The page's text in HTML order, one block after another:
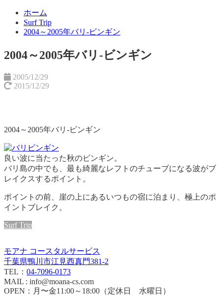
ホーム
Surf Trip
2004～2005年バリ-ビンギン
2004～2005年バリ-ビンギン
2005/12/29
2015/12/29
2004～2005年バリ-ビンギン
良い波に当たった秋のビンギン。
バリ島の中でも、最も綺麗なレフトのチューブになる波がブ
レイクスするポイント。
ポイントの前、崖の上にあるいつもの宿に泊まり、極上のポ
イントブレイク。
Surf Trip
モアナ コースタルサービス
千葉県鴨川市江見西真門381-2
TEL： 04-7096-0173
MAIL : info@moana-cs.com
OPEN：月〜金11:00～18:00（定休日 水曜日）